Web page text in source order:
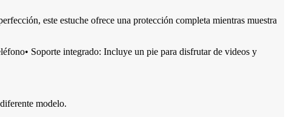
este estuche ofrece una protección completa mientras muestra
Soporte integrado: Incluye un pie para disfrutar de videos y
modelo.